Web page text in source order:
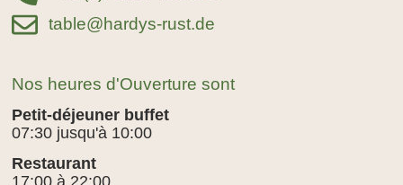
table@hardys-rust.de
Nos heures d'Ouverture sont
Petit-déjeuner buffet
07:30 jusqu'à 10:00
Restaurant